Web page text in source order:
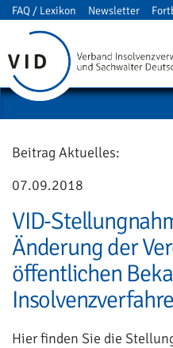
FAQ / Lexikon Newsletter
Beitrag Aktuelles:
07.09.2018
VID-
Änderung der
öffentlichen
Hier finden Sie die